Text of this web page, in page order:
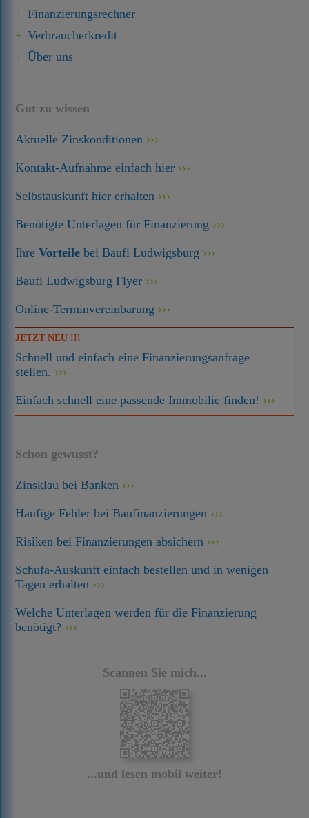
Finanzierungsrechner
Verbraucherkredit
Über uns
Gut zu wissen
Aktuelle Zinskonditionen
Kontakt-Aufnahme einfach hier
Selbstauskunft hier erhalten
Benötigte Unterlagen für Finanzierung
IhreVorteile bei Baufi Ludwigsburg
Baufi Ludwigsburg Flyer
Online-Terminvereinbarung
JETZT NEU !!!
Schnell und einfach eine Finanzierungsanfrage
stellen.
Einfach schnell eine passende Immobilie finden!
Schon gewusst?
Zinsklau bei Banken
Häufige Fehler bei Baufinanzierungen
Risiken bei Finanzierungen absichern
Schufa-Auskunft einfach bestellen und in wenigen
Tagen erhalten
Welche Unterlagen werden für die Finanzierung
benötigt?
Scannen Sie mich...
...und lesen mobil weiter!